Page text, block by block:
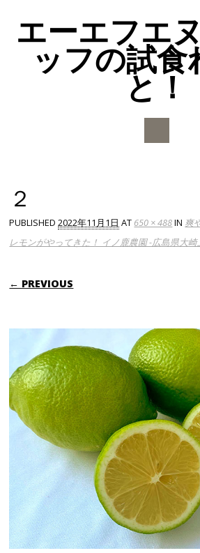
エーエフエ
ッフの試食
と！
２
PUBLISHED2022年11月1日 AT 650 × 488IN 爽
レモンがやってきた！ イノ鹿農園 -広島県大崎
← PREVIOUS